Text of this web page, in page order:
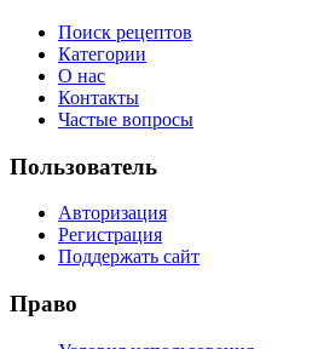
Поиск рецептов
Категории
О нас
Контакты
Частые вопросы
Пользователь
Авторизация
Регистрация
Поддержать сайт
Право